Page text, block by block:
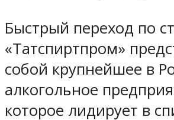
Быстрый переход по
«Татспиртпром»
собой крупнейшее в
алкогольное
которое лидирует в